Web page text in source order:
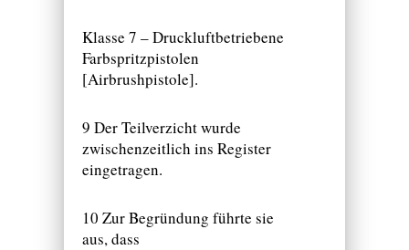
Klasse 7 – Druckluftbetriebene
Farbspritzpistolen
[Airbrushpistole].
9 Der Teilverzicht wurde
zwischenzeitlich ins Register
eingetragen.
10 Zur Begründung führte sie
aus, dass